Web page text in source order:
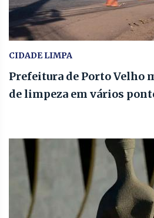
CIDADE LIMPA
Prefeitura de Porto Velho
de limpeza em vários